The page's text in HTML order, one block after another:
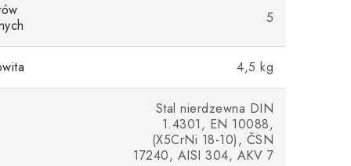
5
4,5 kg
Stal nierdzewna DIN
1.4301, EN 10088,
(X5CrNi 18-10), ČSN
17240, AISI 304, AKV 7